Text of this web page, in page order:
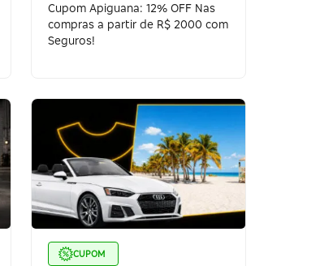
Cupom Apiguana: 12% OFF Nas
compras a partir de R$ 2000 com
Seguros!
CUPOM